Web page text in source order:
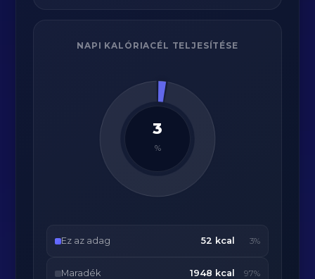
NAPI KALÓRIACÉL TELJESÍTÉSE
3
%
Ez az adag 52 kcal 3%
Maradék 1948 kcal 97%